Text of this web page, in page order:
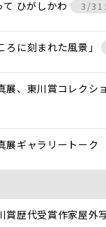
ひがしかわ 3/31
ろに刻まれた風景」
展、東川賞コレクシ
展ギャラリートーク
賞歴代受賞作家屋外